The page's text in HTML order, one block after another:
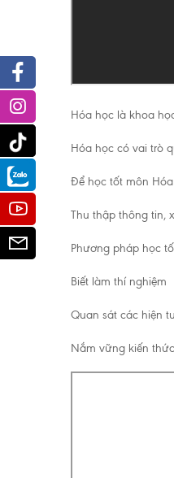
Hóa học là khoa
Hóa học có vai trò
Để học tốt môn
Thu thập thông tin,
Phương pháp học
Biết làm thí nghiệm
Quan sát các hiện
Nắm vững kiến
Youtube